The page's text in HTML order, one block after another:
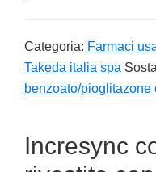
Categoria: Farmaci
Takeda italia spa
benzoato/pioglitazone
Incresync